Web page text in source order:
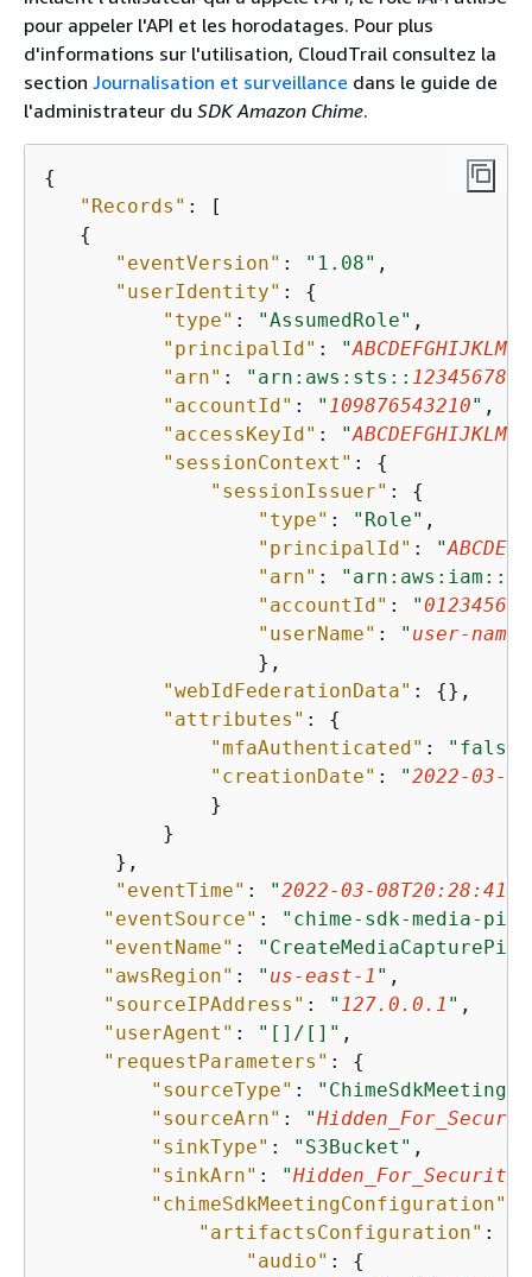
pour appeler l'API et les horodatages. Pour plus
d'informations sur l'utilisation, CloudTrail consultez la
section Journalisation et surveillance dans le guide de
l'administrateur du SDK Amazon Chime.
{
"Records" : [
{
"eventVersion" : "1.08" ,
"userIdentity" : {
"type" : "AssumedRole" ,
"principalId" : "
"arn" : "arn:aws:sts::
"accountId" : " 109876543210" ,
"accessKeyId" : "
"sessionContext" : {
"sessionIssuer" : {
"type" : "Role" ,
"principalId" : "
"arn" : "arn:aws:iam::
"accountId" : "
"userName" : " user-name
                  },
"webIdFederationData" : {},
"attributes" : {
"mfaAuthenticated" : "false"
"creationDate" : "2022-03-
              }
          }
      },
"eventTime" : "2022-03-08T20:28:41Z
"eventSource" :
"chime-sdk-media-
"eventName" :
"awsRegion" : " us-east-1 " ,
"sourceIPAddress" : " 127.0.0.1 " ,
"userAgent" : "[]/[]" ,
"requestParameters" : {
"sourceType" : "ChimeSdkMeeting"
"sourceArn" : "
"sinkType" : "S3Bucket" ,
"sinkArn" : "
"chimeSdkMeetingConfiguration"
"artifactsConfiguration" :
"audio" : {